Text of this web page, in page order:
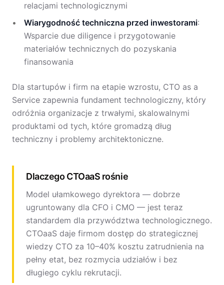
relacjami technologicznymi
Wiarygodność techniczna przed inwestorami:
Wsparcie due diligence i przygotowanie
materiałów technicznych do pozyskania
finansowania
Dla startupów i firm na etapie wzrostu, CTO as a
Service zapewnia fundament technologiczny, który
odróżnia organizacje z trwałymi, skalowalnymi
produktami od tych, które gromadzą dług
techniczny i problemy architektoniczne.
Dlaczego CTOaaS rośnie
Model ułamkowego dyrektora — dobrze
ugruntowany dla CFO i CMO — jest teraz
standardem dla przywództwa technologicznego.
CTOaaS daje firmom dostęp do strategicznej
wiedzy CTO za 10–40% kosztu zatrudnienia na
pełny etat, bez rozmycia udziałów i bez
długiego cyklu rekrutacji.